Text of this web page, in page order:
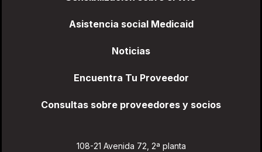
Asistencia social Medicaid
Noticias
Encuentra Tu Proveedor
Consultas sobre proveedores y socios
108-21 Avenida 72, 2ª planta